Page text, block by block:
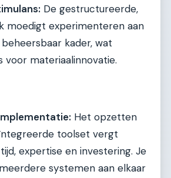
De gestructureerde,
moedigt experimenteren aan
kader, wat
voor materiaalinnovatie.
Het opzetten
toolset vergt
expertise en investering. Je
systemen aan elkaar